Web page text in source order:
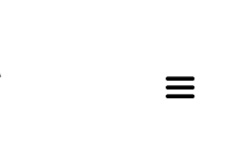
Toggle